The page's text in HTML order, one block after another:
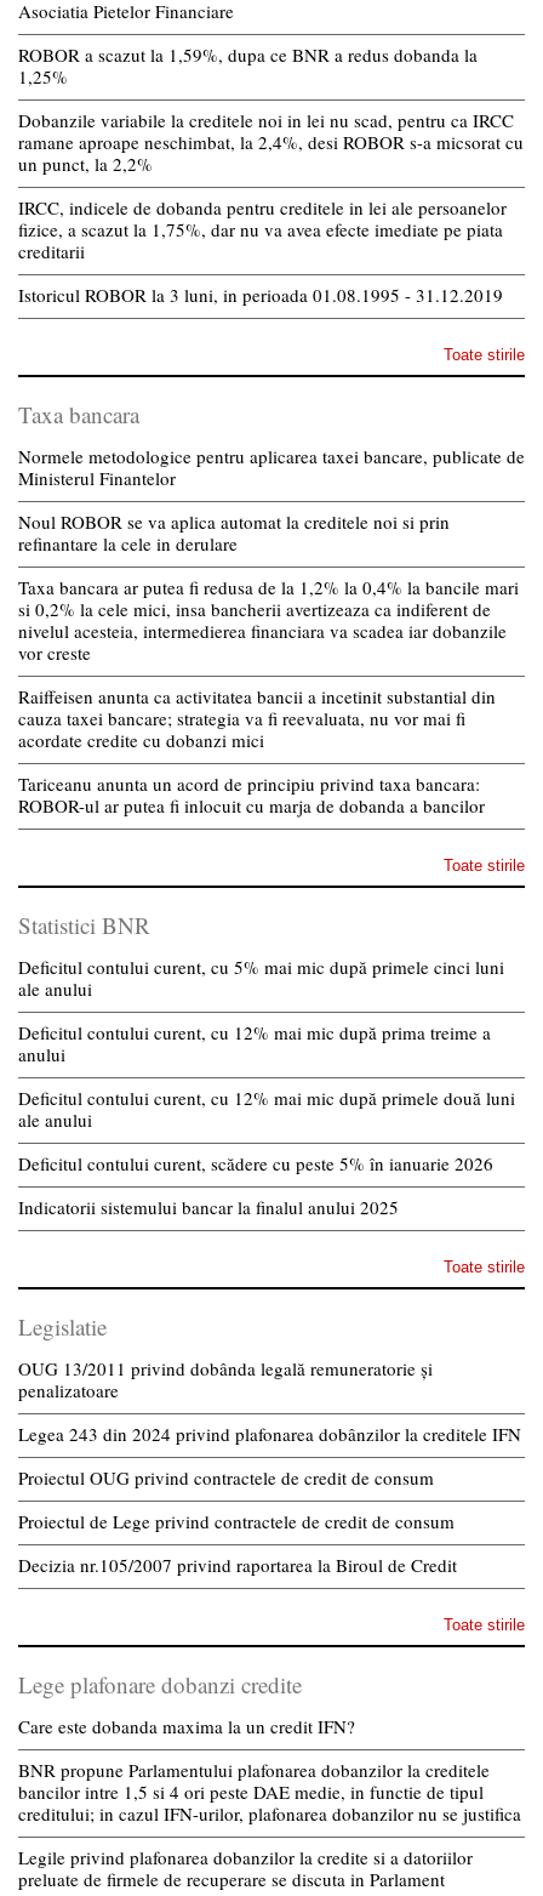
Asociatia Pietelor Financiare
ROBOR a scazut la 1,59%, dupa ce BNR a redus dobanda la
1,25%
Dobanzile variabile la creditele noi in lei nu scad, pentru ca IRCC
ramane aproape neschimbat, la 2,4%, desi ROBOR s-a micsorat cu
un punct, la 2,2%
IRCC, indicele de dobanda pentru creditele in lei ale persoanelor
fizice, a scazut la 1,75%, dar nu va avea efecte imediate pe piata
creditarii
Istoricul ROBOR la 3 luni, in perioada 01.08.1995 - 31.12.2019
Toate stirile
Taxa bancara
Normele metodologice pentru aplicarea taxei bancare, publicate de
Ministerul Finantelor
Noul ROBOR se va aplica automat la creditele noi si prin
refinantare la cele in derulare
Taxa bancara ar putea fi redusa de la 1,2% la 0,4% la bancile mari
si 0,2% la cele mici, insa bancherii avertizeaza ca indiferent de
nivelul acesteia, intermedierea financiara va scadea iar dobanzile
vor creste
Raiffeisen anunta ca activitatea bancii a incetinit substantial din
cauza taxei bancare; strategia va fi reevaluata, nu vor mai fi
acordate credite cu dobanzi mici
Tariceanu anunta un acord de principiu privind taxa bancara:
ROBOR-ul ar putea fi inlocuit cu marja de dobanda a bancilor
Toate stirile
Statistici BNR
Deficitul contului curent, cu 5% mai mic după primele cinci luni
ale anului
Deficitul contului curent, cu 12% mai mic după prima treime a
anului
Deficitul contului curent, cu 12% mai mic după primele două luni
ale anului
Deficitul contului curent, scădere cu peste 5% în ianuarie 2026
Indicatorii sistemului bancar la finalul anului 2025
Toate stirile
Legislatie
OUG 13/2011 privind dobânda legală remuneratorie și
penalizatoare
Legea 243 din 2024 privind plafonarea dobânzilor la creditele IFN
Proiectul OUG privind contractele de credit de consum
Proiectul de Lege privind contractele de credit de consum
Decizia nr.105/2007 privind raportarea la Biroul de Credit
Toate stirile
Lege plafonare dobanzi credite
Care este dobanda maxima la un credit IFN?
BNR propune Parlamentului plafonarea dobanzilor la creditele
bancilor intre 1,5 si 4 ori peste DAE medie, in functie de tipul
creditului; in cazul IFN-urilor, plafonarea dobanzilor nu se justifica
Legile privind plafonarea dobanzilor la credite si a datoriilor
preluate de firmele de recuperare se discuta in Parlament